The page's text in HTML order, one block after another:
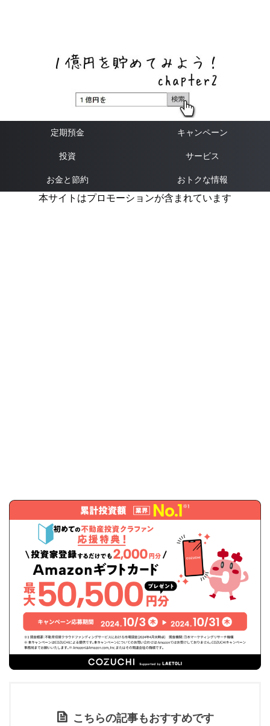
定期預金 キャンペーン
投資 サービス
お金と節約 おトクな情報
本サイトはプロモーションが含まれています
こちらの記事もおすすめです